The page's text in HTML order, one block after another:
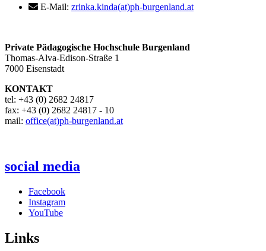
E-Mail: zrinka.kinda(at)ph-burgenland.at
Private Pädagogische Hochschule Burgenland
Thomas-Alva-Edison-Straße 1
7000 Eisenstadt
KONTAKT
tel: +43 (0) 2682 24817
fax: +43 (0) 2682 24817 - 10
mail: office(at)ph-burgenland.at
social media
Facebook
Instagram
YouTube
Links